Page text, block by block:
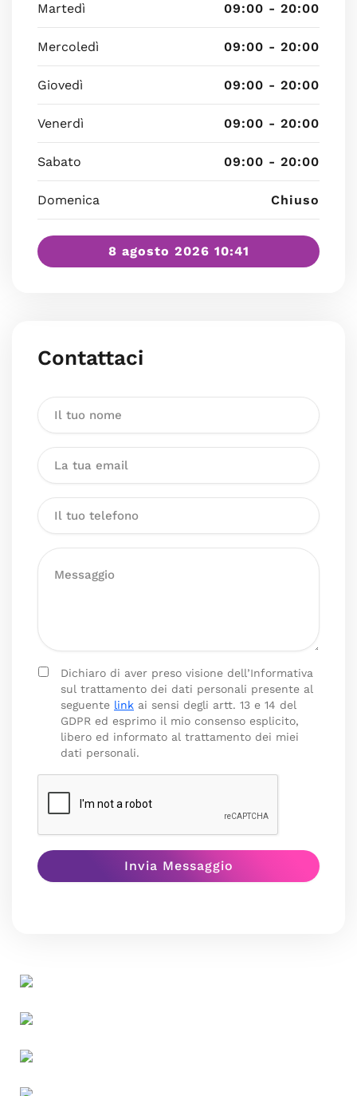
Martedì 09:00 - 20:00
Mercoledì 09:00 - 20:00
Giovedì 09:00 - 20:00
Venerdì 09:00 - 20:00
Sabato 09:00 - 20:00
Domenica Chiuso
8 agosto 2026 10:41
Contattaci
Dichiaro di aver preso visione dell’Informativa
sul trattamento dei dati personali presente al
seguente link ai sensi degli artt. 13 e 14 del
GDPR ed esprimo il mio consenso esplicito,
libero ed informato al trattamento dei miei
dati personali.